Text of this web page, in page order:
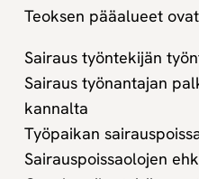
Teoksen pääalueet
Sairaus työntekijän
Sairaus työnantajan
kannalta
Työpaikan
Sairauspoissaolojen